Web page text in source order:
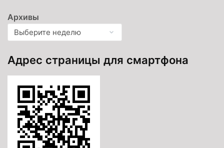
Архивы
Адрес страницы для смартфона